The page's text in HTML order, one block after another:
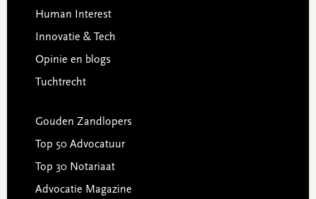
Human Interest
Innovatie & Tech
Opinie en blogs
Tuchtrecht
Gouden Zandlopers
Top 50 Advocatuur
Top 30 Notariaat
Advocatie Magazine